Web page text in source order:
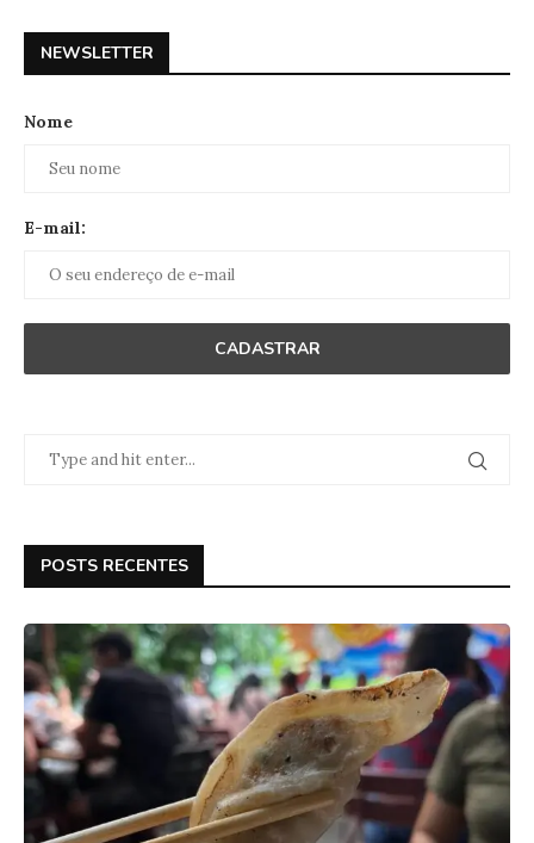
NEWSLETTER
Nome
E-mail:
POSTS RECENTES